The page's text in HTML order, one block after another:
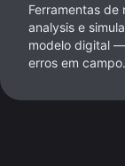
Ferramentas de
analysis e
modelo digital
erros em campo.